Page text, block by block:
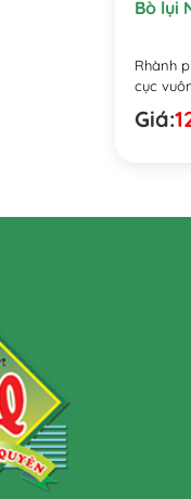
Bò lụi
Rhành
cục
Giá: